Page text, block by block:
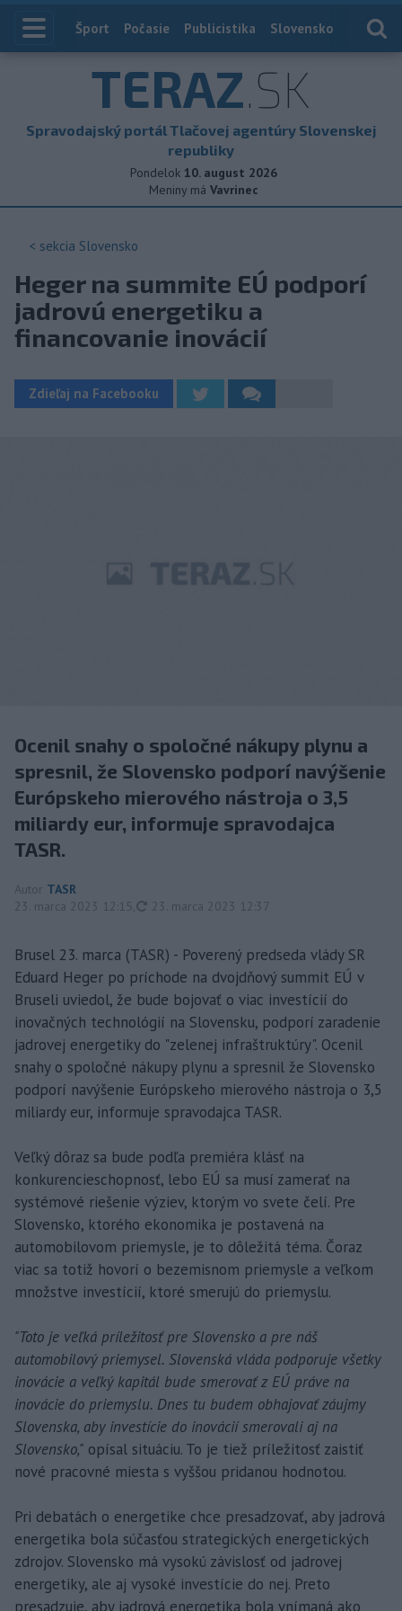
Index
Šport Počasie Publicistika Slovensko
TERAZ.SK
Spravodajský portál Tlačovej agentúry Slovenskej
republiky
Pondelok 10. august 2026
Meniny má Vavrinec
< sekcia Slovensko
Heger na summite EÚ podporí
jadrovú energetiku a
financovanie inovácií
Zdieľaj na Facebooku
Ocenil snahy o spoločné nákupy plynu a
spresnil, že Slovensko podporí navýšenie
Európskeho mierového nástroja o 3,5
miliardy eur, informuje spravodajca
TASR.
Autor TASR
23. marca 2023 12:15
aktualizované
23. marca 2023 12:37
Brusel 23. marca (TASR) - Poverený predseda vlády SR
Eduard Heger po príchode na dvojdňový summit EÚ v
Bruseli uviedol, že bude bojovať o viac investícií do
inovačných technológií na Slovensku, podporí zaradenie
jadrovej energetiky do "zelenej infraštruktúry". Ocenil
snahy o spoločné nákupy plynu a spresnil že Slovensko
podporí navýšenie Európskeho mierového nástroja o 3,5
miliardy eur, informuje spravodajca TASR.
Veľký dôraz sa bude podľa premiéra klásť na
konkurencieschopnosť, lebo EÚ sa musí zamerať na
systémové riešenie výziev, ktorým vo svete čelí. Pre
Slovensko, ktorého ekonomika je postavená na
automobilovom priemysle, je to dôležitá téma. Čoraz
viac sa totiž hovorí o bezemisnom priemysle a veľkom
množstve investícií, ktoré smerujú do priemyslu.
"Toto je veľká príležitosť pre Slovensko a pre náš
automobilový priemysel. Slovenská vláda podporuje všetky
inovácie a veľký kapitál bude smerovať z EÚ práve na
inovácie do priemyslu. Dnes tu budem obhajovať záujmy
Slovenska, aby investície do inovácií smerovali aj na
Slovensko," opísal situáciu. To je tiež príležitosť zaistiť
nové pracovné miesta s vyššou pridanou hodnotou.
Pri debatách o energetike chce presadzovať, aby jadrová
energetika bola súčasťou strategických energetických
zdrojov. Slovensko má vysokú závislosť od jadrovej
energetiky, ale aj vysoké investície do nej. Preto
presadzuje, aby jadrová energetika bola vnímaná ako